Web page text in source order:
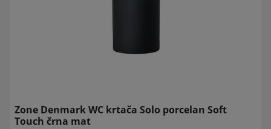
Zone Denmark WC krtača Solo porcelan Soft
Touch črna mat